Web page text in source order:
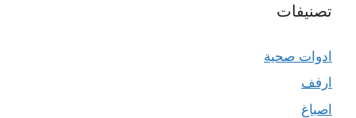
تصنيفات
ادوات صحية
ارفف
اصباغ